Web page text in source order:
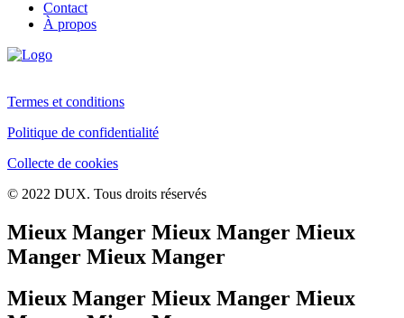
Contact
À propos
Termes et conditions
Politique de confidentialité
Collecte de cookies
© 2022 DUX. Tous droits réservés
Mieux Manger Mieux Manger Mieux
Manger Mieux Manger
Mieux Manger Mieux Manger Mieux